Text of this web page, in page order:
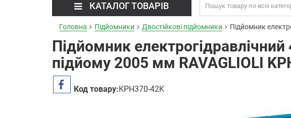
КАТАЛОГ ТОВАРІВ
Головна Підйомники Двостійкові підйомники Підйомник
Підйомник електрогідравлічний
підйому 2005 мм RAVAGLIOLI
Код товару:KPH370-42K